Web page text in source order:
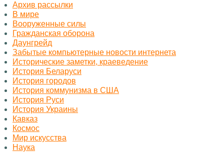
Архив рассылки
В мире
Вооруженные силы
Гражданская оборона
Даунгрейд
Забытые компьютерные новости интернета
Исторические заметки, краеведение
История Беларуси
История городов
История коммунизма в США
История Руси
История Украины
Кавказ
Космос
Миp искусства
Наука